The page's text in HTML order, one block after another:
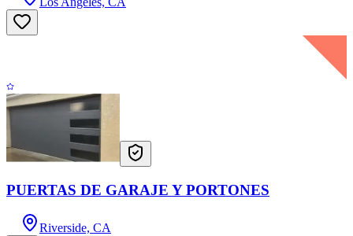
PUERTAS DE GARAJE Y PORTONES
Riverside, CA